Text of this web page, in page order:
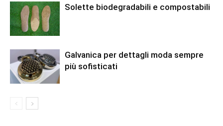
Solette biodegradabili e compostabili
Galvanica per dettagli moda sempre
più sofisticati